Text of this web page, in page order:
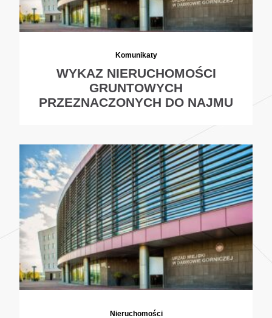
Komunikaty
WYKAZ NIERUCHOMOŚCI
GRUNTOWYCH
PRZEZNACZONYCH DO NAJMU
Nieruchomości